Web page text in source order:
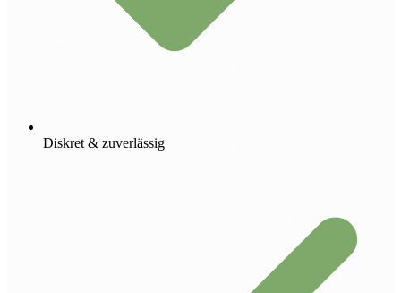
Diskret & zuverlässig